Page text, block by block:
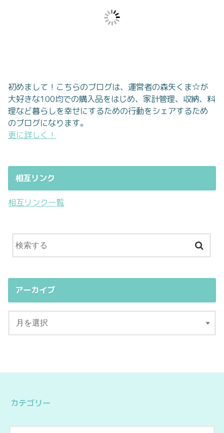
初めまして！こちらのブログは、運営者の森矢くま☆が
大好きな100均での購入品をはじめ、家計管理、収納、料
理など暮らしを幸せにするための行動をシェアするため
のブログになります。
更に詳しく！
相互リンク
相互リンク一覧
アーカイブ
カテゴリー